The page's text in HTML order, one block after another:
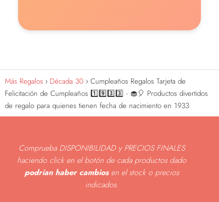
Más Regalos Década 30
Cumpleaños Regalos Tarjeta de
Felicitación de Cumpleaños 1️⃣9️⃣3️⃣3️⃣ - 🧁🎈 Productos divertidos
de regalo para quienes tienen fecha de nacimiento en 1933
Comprueba DISPONIBILIDAD y PRECIOS FINALES
haciendo click en el botón de cada productos dado
podrían haber cambiosen el stock o precios
indicados.